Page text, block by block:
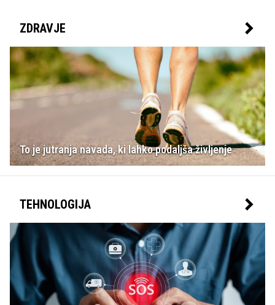
ZDRAVJE
To je jutranja navada, ki lahko podaljša življenje
TEHNOLOGIJA